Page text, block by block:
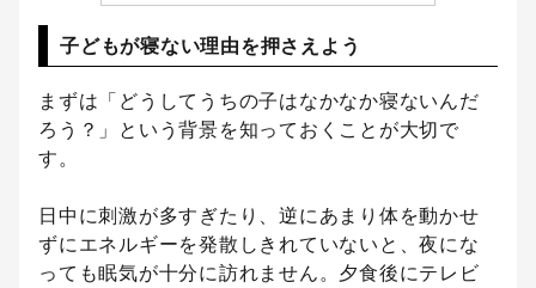
子どもが寝ない理由を押さえよう
まずは「どうしてうちの子はなかなか寝ないんだ
ろう？」という背景を知っておくことが大切で
す。
日中に刺激が多すぎたり、逆にあまり体を動かせ
ずにエネルギーを発散しきれていないと、夜にな
っても眠気が十分に訪れません。夕食後にテレビ